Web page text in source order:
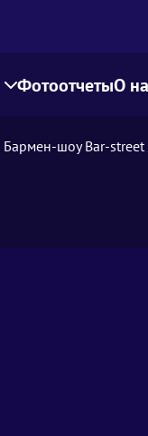
ФотоотчетыО
Бармен-шоу Bar-street